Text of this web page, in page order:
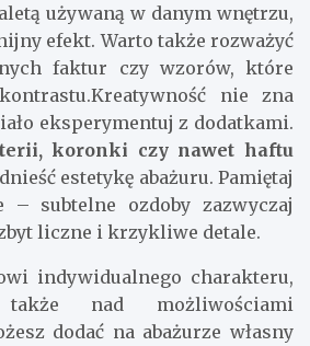
używaną w danym wnętrzu,
efekt. Warto także rozważyć
faktur czy wzorów, które
nie zna
eksperymentuj z dodatkami.
koronki czy nawet haftu
estetykę abażuru. Pamiętaj
– subtelne ozdoby zazwyczaj
liczne i krzykliwe detale.
indywidualnego charakteru,
nad możliwościami
dodać na abażurze własny